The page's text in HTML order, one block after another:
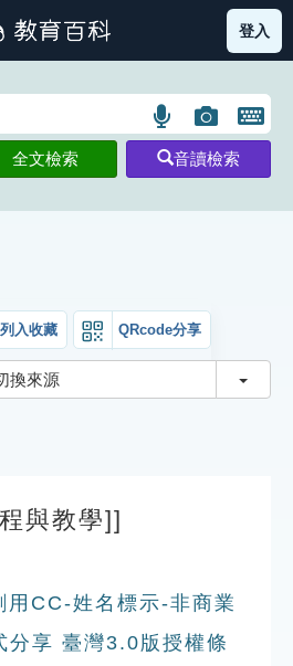
引圖示 部首索引表圖示
登入
語
言
搜
圖
片
搜
開
鍵
全文檢索 音讀檢索
列入收藏 QRcode分享
換來源 切換
與教學]]
用CC-姓名標示-非商業
分享 臺灣3.0版授權條